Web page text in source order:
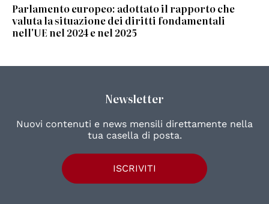
Parlamento europeo: adottato il rapporto che
valuta la situazione dei diritti fondamentali
nell'UE nel 2024 e nel 2025
Newsletter
Nuovi contenuti e news mensili direttamente nella
tua casella di posta.
ISCRIVITI